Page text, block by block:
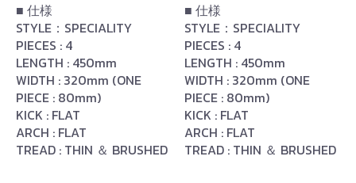
■ 仕様
STYLE：SPECIALITY
PIECES : 4
LENGTH : 450mm
WIDTH : 320mm (ONE
PIECE : 80mm)
KICK : FLAT
ARCH : FLAT
TREAD : THIN ＆ BRUSHED
■ 仕様
STYLE：SPECIALITY
PIECES : 4
LENGTH : 450mm
WIDTH : 320mm (ONE
PIECE : 80mm)
KICK : FLAT
ARCH : FLAT
TREAD : THIN ＆ BRUSHED